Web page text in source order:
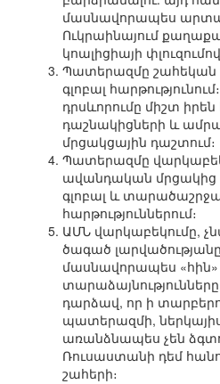
մասնավորապես
Ուկրաինայում
կոալիցիայի փլուզումով
Պատերազմը շահեկան
գլոբալ
դրսևորումը միշտ իրեն
դաշնակիցների և
մրցակցային դաշտում։
Պատերազմը
ավանդական մրցակից
գլոբալ և
հարթություններում։
ԱՄՆ վարկաբեկումը,
ծագած
մասնավորապես
դարձավ, որ ի
պատերազմի,
առանձնապես չեն
Ռուսաստանի դեմ
շահերի։